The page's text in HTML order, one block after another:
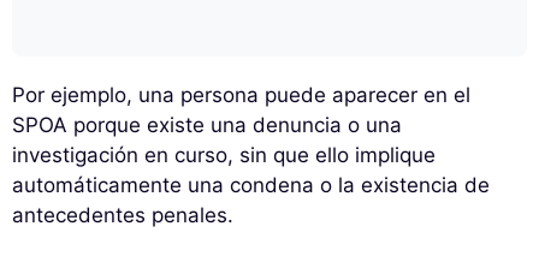
Por ejemplo, una persona puede aparecer en el
SPOA porque existe una denuncia o una
investigación en curso, sin que ello implique
automáticamente una condena o la existencia de
antecedentes penales.